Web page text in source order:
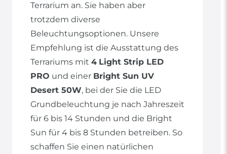
Terrarium an. Sie haben aber
trotzdem diverse
Beleuchtungsoptionen. Unsere
Empfehlung ist die Ausstattung des
Terrariums mit 4 Light Strip LED
PRO und einer Bright Sun UV
Desert 50W, bei der Sie die LED
Grundbeleuchtung je nach Jahreszeit
für 6 bis 14 Stunden und die Bright
Sun für 4 bis 8 Stunden betreiben. So
schaffen Sie einen natürlichen